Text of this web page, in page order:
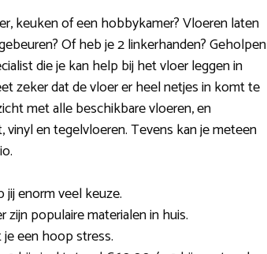
keuken of een hobbykamer? Vloeren laten
Of heb je 2 linkerhanden? Geholpen
die je kan help bij het vloer leggen in
zeker dat de vloer er heel netjes in komt te
met alle beschikbare vloeren, en
vinyl en tegelvloeren. Tevens kan je meteen
enorm veel keuze.
zijn populaire materialen in huis.
een hoop stress.